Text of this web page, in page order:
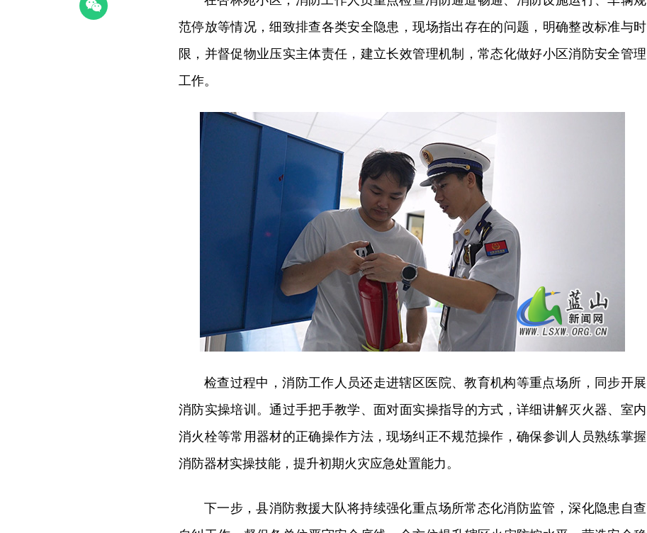
范停放等情况，细致排查各类安全隐患，现场指出存在的问题，明确整改标准与时
限，并督促物业压实主体责任，建立长效管理机制，常态化做好小区消防安全管理
工作。
检查过程中，消防工作人员还走进辖区医院、教育机构等重点场所，同步开展
消防实操培训。通过手把手教学、面对面实操指导的方式，详细讲解灭火器、室内
消火栓等常用器材的正确操作方法，现场纠正不规范操作，确保参训人员熟练掌握
消防器材实操技能，提升初期火灾应急处置能力。
下一步，县消防救援大队将持续强化重点场所常态化消防监管，深化隐患自查